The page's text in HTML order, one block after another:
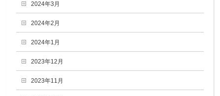
2024年3月
2024年2月
2024年1月
2023年12月
2023年11月